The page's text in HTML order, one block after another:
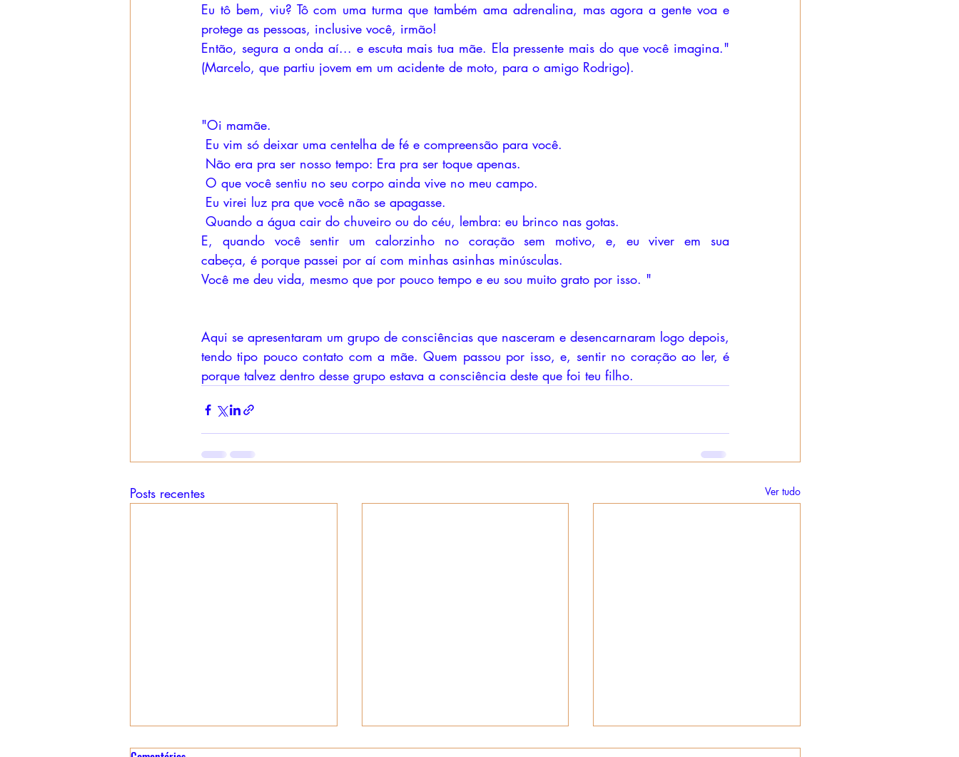
Eu tô bem, viu? Tô com uma turma que também ama adrenalina, mas agora a gente voa e
protege as pessoas, inclusive você, irmão!
Então, segura a onda aí... e escuta mais tua mãe. Ela pressente mais do que você imagina."
(Marcelo, que partiu jovem em um acidente de moto, para o amigo Rodrigo).
"Oi mamãe.
Eu vim só deixar uma centelha de fé e compreensão para você.
Não era pra ser nosso tempo: Era pra ser toque apenas.
O que você sentiu no seu corpo ainda vive no meu campo.
Eu virei luz pra que você não se apagasse.
Quando a água cair do chuveiro ou do céu, lembra: eu brinco nas gotas.
E, quando você sentir um calorzinho no coração sem motivo, e, eu viver em sua
cabeça, é porque passei por aí com minhas asinhas minúsculas.
Você me deu vida, mesmo que por pouco tempo e eu sou muito grato por isso. "
Aqui se apresentaram um grupo de consciências que nasceram e desencarnaram logo depois,
tendo tipo pouco contato com a mãe. Quem passou por isso, e, sentir no coração ao ler, é
porque talvez dentro desse grupo estava a consciência deste que foi teu filho.
Posts recentes Ver tudo
Relatório Performático de